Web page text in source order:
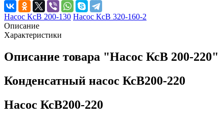
Насос КсВ 200-130 Насос КсВ 320-160-2
Описание
Характеристики
Описание товара "Насос КсВ 200-220"
Конденсатный насос КсВ200-220
Насос КсВ200-220